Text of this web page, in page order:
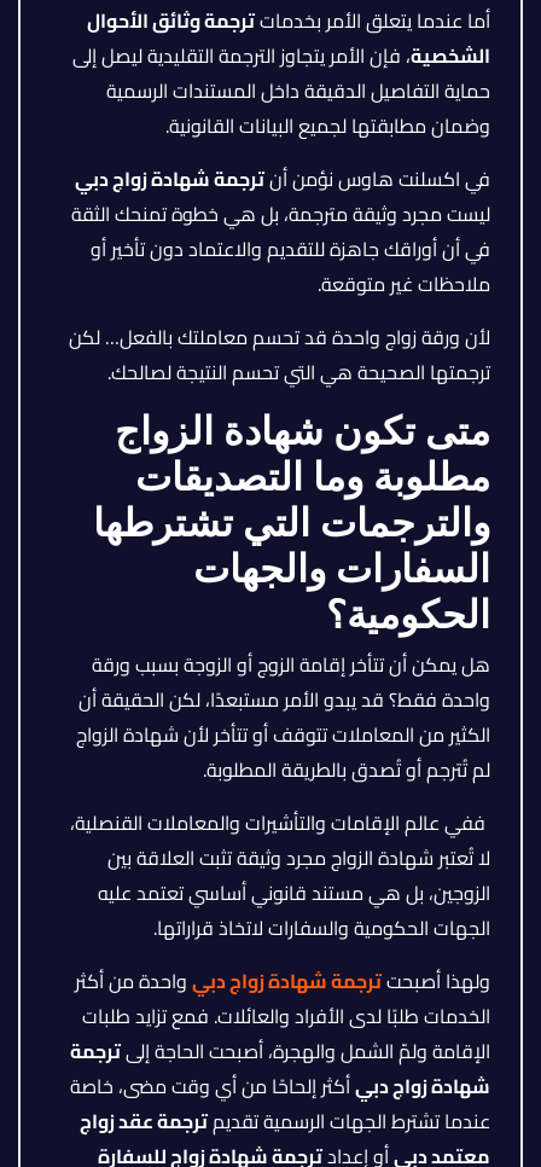
أما عندما يتعلق الأمر بخدماتترجمة وثائق الأحوال
الشخصية، فإن الأمر يتجاوز الترجمة التقليدية ليصل إلى
حماية التفاصيل الدقيقة داخل المستندات الرسمية
وضمان مطابقتها لجميع البيانات القانونية.
في اكسلنت هاوس نؤمن أنترجمة شهادة زواج دبي
ليست مجرد وثيقة مترجمة، بل هي خطوة تمنحك الثقة
في أن أوراقك جاهزة للتقديم والاعتماد دون تأخير أو
ملاحظات غير متوقعة.
لأن ورقة زواج واحدة قد تحسم معاملتك بالفعل… لكن
ترجمتها الصحيحة هي التي تحسم النتيجة لصالحك.
متى تكون شهادة الزواج
مطلوبة وما التصديقات
والترجمات التي تشترطها
السفارات والجهات
الحكومية؟
هل يمكن أن تتأخر إقامة الزوج أو الزوجة بسبب ورقة
واحدة فقط؟ قد يبدو الأمر مستبعدًا، لكن الحقيقة أن
الكثير من المعاملات تتوقف أو تتأخر لأن شهادة الزواج
لم تُترجم أو تُصدق بالطريقة المطلوبة.
ففي عالم الإقامات والتأشيرات والمعاملات القنصلية،
لا تُعتبر شهادة الزواج مجرد وثيقة تثبت العلاقة بين
الزوجين، بل هي مستند قانوني أساسي تعتمد عليه
الجهات الحكومية والسفارات لاتخاذ قراراتها.
ولهذا أصبحتترجمة شهادة زواج دبيواحدة من أكثر
الخدمات طلبًا لدى الأفراد والعائلات. فمع تزايد طلبات
الإقامة ولمّ الشمل والهجرة، أصبحت الحاجة إلىترجمة
شهادة زواج دبيأكثر إلحاحًا من أي وقت مضى، خاصة
عندما تشترط الجهات الرسمية تقديمترجمة عقد زواج
معتمد دبيأو إعدادترجمة شهادة زواج للسفارة